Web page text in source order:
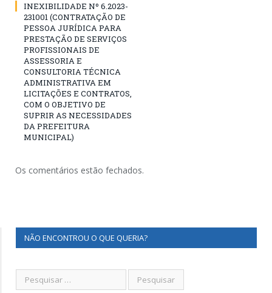
INEXIBILIDADE Nº 6.2023-
231001 (CONTRATAÇÃO DE
PESSOA JURÍDICA PARA
PRESTAÇÃO DE SERVIÇOS
PROFISSIONAIS DE
ASSESSORIA E
CONSULTORIA TÉCNICA
ADMINISTRATIVA EM
LICITAÇÕES E CONTRATOS,
COM O OBJETIVO DE
SUPRIR AS NECESSIDADES
DA PREFEITURA
MUNICIPAL)
Os comentários estão fechados.
NÃO ENCONTROU O QUE QUERIA?